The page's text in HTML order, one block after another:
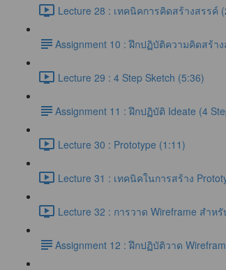
Lecture 28 : เทคนิคการคิดสร้างสรรค์
​Assignment 10 : ฝึกปฏิบัติความคิดสร้า
Lecture 29 : 4 Step Sketch (5:36)
​Assignment 11 : ฝึกปฏิบัติ Ideate (4
Lecture 30 : Prototype (1:11)
Lecture 31 : เทคนิคในการสร้าง
Lecture 32 : การวาด Wireframe สำห
​Assignment 12 : ฝึกปฏิบัติวาด